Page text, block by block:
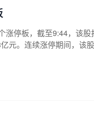
涨停板，截至9:44，该
元。连续涨停期间，该
前一个交易日增加1.02
偏离值达7%上榜龙虎